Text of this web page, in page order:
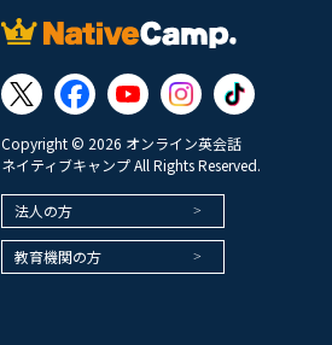
Copyright © 2026 オンライン英会話
ネイティブキャンプ All Rights Reserved.
法人の方
教育機関の方